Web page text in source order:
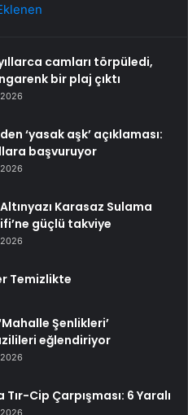
camları törpüledi,
bir plaj çıktı
‘yasak aşk’ açıklaması:
başvuruyor
Karasaz Sulama
güçlü takviye
Temizlikte
Şenlikleri’
eğlendiriyor
Tır-Cip Çarpışması: 6 Yaralı